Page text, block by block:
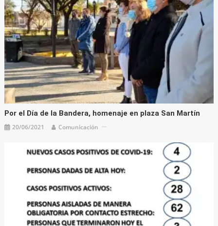
Por el Día de la Bandera, homenaje en plaza San Martín
20/06/2021 Comunicación